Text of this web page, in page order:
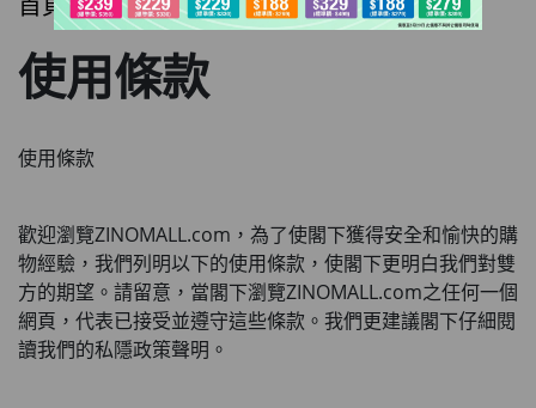
使用條款
使用條款
歡迎瀏覽ZINOMALL.com ，為了使閣下獲得安全和愉快的購
物經驗，我們列明以下的使用條款，使閣下更明白我們對雙
方的期望。請留意，當閣下瀏覽ZINOMALL.com之任何一個
網頁，代表已接受並遵守這些條款。我們更建議閣下仔細閱
讀我們的私隱政策聲明。